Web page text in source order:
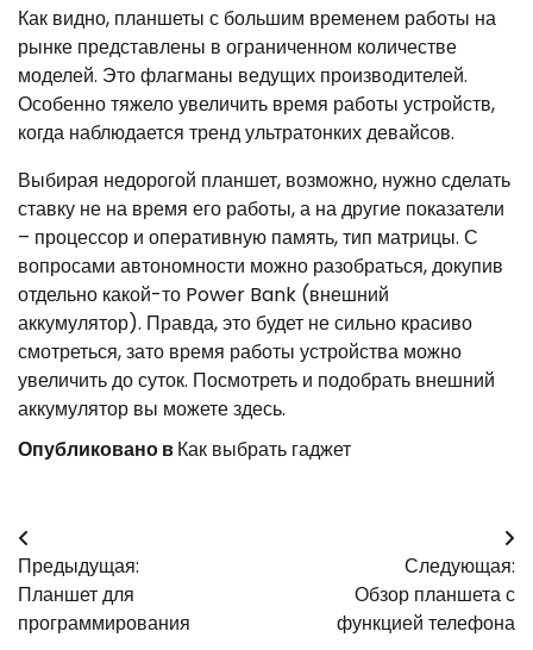
Как видно, планшеты с большим временем работы на
рынке представлены в ограниченном количестве
моделей. Это флагманы ведущих производителей.
Особенно тяжело увеличить время работы устройств,
когда наблюдается тренд ультратонких девайсов.
Выбирая недорогой планшет, возможно, нужно сделать
ставку не на время его работы, а на другие показатели
– процессор и оперативную память, тип матрицы. С
вопросами автономности можно разобраться, докупив
отдельно какой-то Power Bank (внешний
аккумулятор). Правда, это будет не сильно красиво
смотреться, зато время работы устройства можно
увеличить до суток. Посмотреть и подобрать внешний
аккумулятор вы можете здесь.
Опубликовано вКак выбрать гаджет
Навигация
по
записям
Предыдущая:
Планшет для
программирования
Следующая:
Обзор планшета с
функцией телефона